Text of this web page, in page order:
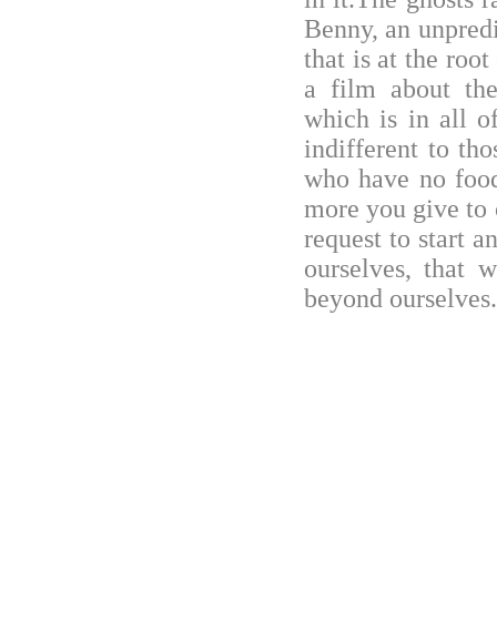
Benny, an
that is at the
a film about
which is in all
indifferent to
who have no
more you give to
request to start
ourselves, that
beyond ourselves.